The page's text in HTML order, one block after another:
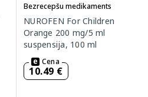
Bezrecepšu medikaments
NUROFEN For Children
Orange 200 mg/5 ml
suspensija, 100 ml
Cena
10.49 €